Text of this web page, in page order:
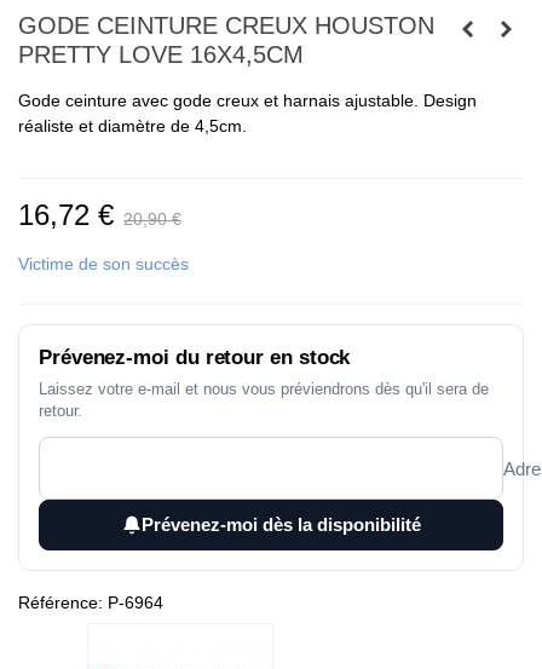
GODE CEINTURE CREUX HOUSTON
PRETTY LOVE 16X4,5CM
Gode ceinture avec gode creux et harnais ajustable. Design
réaliste et diamètre de 4,5cm.
16,72 € 20,90 €
Victime de son succès
Prévenez-moi du retour en stock
Laissez votre e-mail et nous vous préviendrons dès qu'il sera de
retour.
Prévenez-moi dès la disponibilité
Référence: P-6964